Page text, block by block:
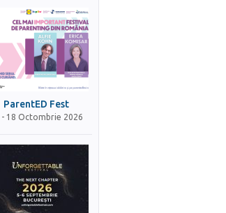
ParentED Fest
- 18 Octombrie 2026